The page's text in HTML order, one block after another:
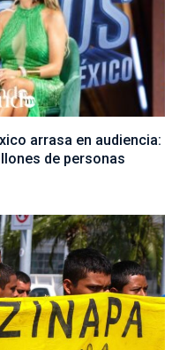
arrasa en audiencia:
de personas